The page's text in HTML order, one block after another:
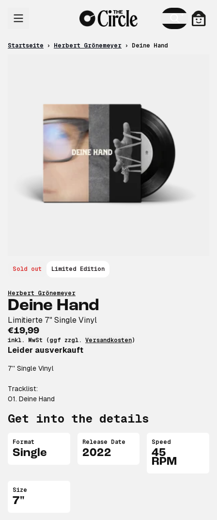
Startseite › Herbert Grönemeyer › Deine Hand
Herbert Grönemeyer
Deine Hand
Limitierte 7" Single Vinyl
€19,99
inkl. MwSt (ggf zzgl. Versandkosten)
Leider ausverkauft
7'' Single Vinyl
Tracklist:
01. Deine Hand
Get into the details
Format
Single
Release Date
2022
Speed
45
RPM
Size
7"
Sold out Limited Edition